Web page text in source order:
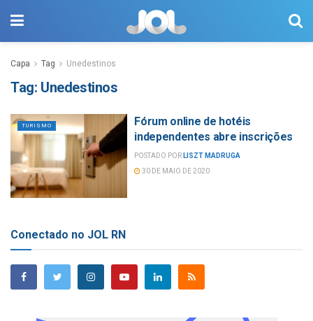
Capa Tag Unedestinos
Tag: Unedestinos
TURISMO
Fórum online de hotéis
independentes abre inscrições
POSTADO POR LISZT MADRUGA
30 DE MAIO DE 2020
Conectado no JOL RN